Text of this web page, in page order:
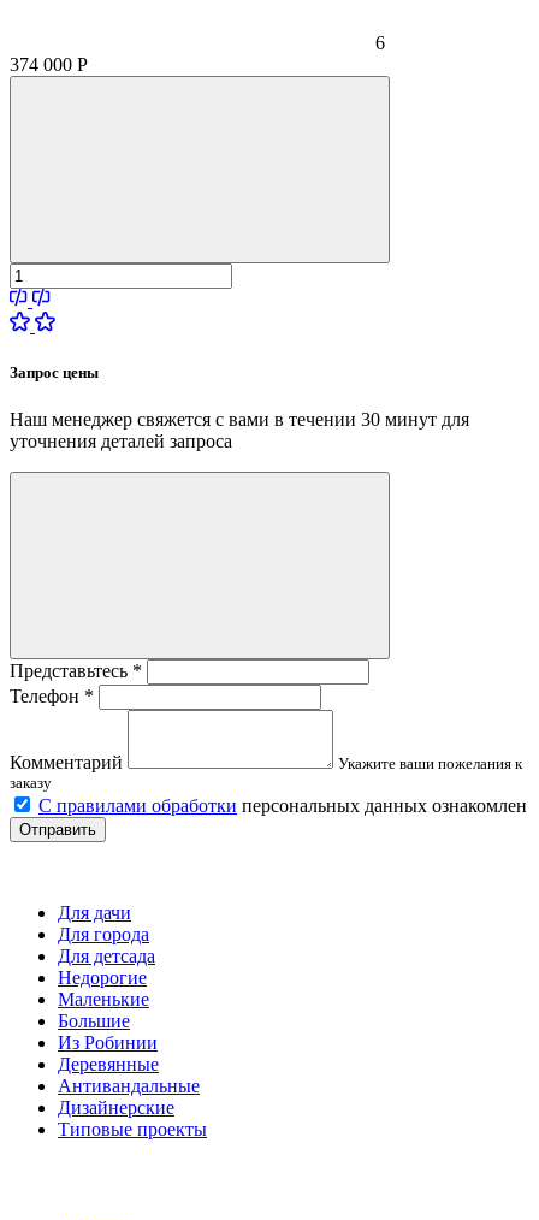
6
374 000 Р
Запрос цены
Наш менеджер свяжется с вами в течении 30 минут для
уточнения деталей запроса
Представьтесь *
Телефон *
Комментарий
Укажите ваши пожелания к
заказу
С правилами обработки персональных данных ознакомлен
Отправить
Для дачи
Для города
Для детсада
Недорогие
Маленькие
Большие
Из Робинии
Деревянные
Антивандальные
Дизайнерские
Типовые проекты